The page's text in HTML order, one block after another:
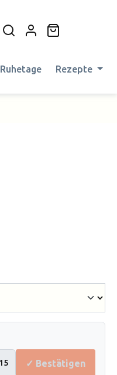
Rezepte
✓ Bestätigen